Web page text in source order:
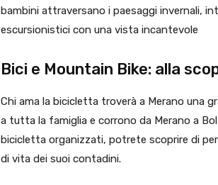
bambini attraversano i paesaggi invernali,
escursionistici con una vista incantevole
Bici e Mountain Bike: alla
Chi ama la bicicletta troverà a Merano una
a tutta la famiglia e corrono da Merano a
bicicletta organizzati, potrete scoprire di
di vita dei suoi contadini.